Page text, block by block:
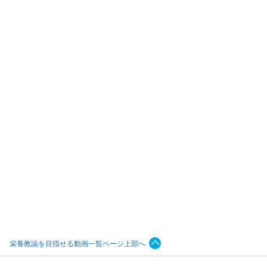
栄養教諭を目指せる動画一覧ページ上部へ